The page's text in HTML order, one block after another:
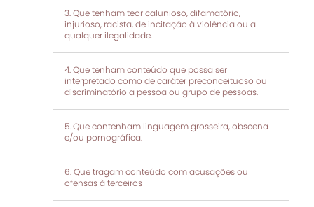
Que tenham teor calunioso, difamatório,
injurioso, racista, de incitação à violência ou a
qualquer ilegalidade.
Que tenham conteúdo que possa ser
interpretado como de caráter preconceituoso ou
discriminatório a pessoa ou grupo de pessoas.
Que contenham linguagem grosseira, obscena
e/ou pornográfica.
Que tragam conteúdo com acusações ou
ofensas à terceiros